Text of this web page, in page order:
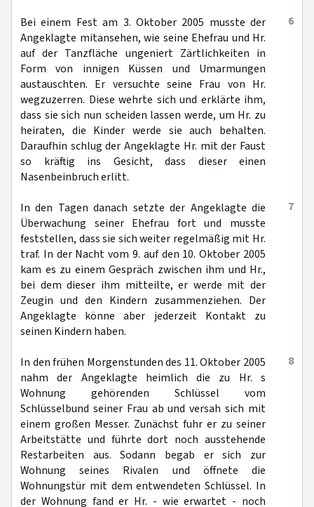
6
Bei einem Fest am 3. Oktober 2005 musste der
Angeklagte mitansehen, wie seine Ehefrau und Hr.
auf der Tanzfläche ungeniert Zärtlichkeiten in
Form von innigen Küssen und Umarmungen
austauschten. Er versuchte seine Frau von Hr.
wegzuzerren. Diese wehrte sich und erklärte ihm,
dass sie sich nun scheiden lassen werde, um Hr. zu
heiraten, die Kinder werde sie auch behalten.
Daraufhin schlug der Angeklagte Hr. mit der Faust
so kräftig ins Gesicht, dass dieser einen
Nasenbeinbruch erlitt.
7
In den Tagen danach setzte der Angeklagte die
Überwachung seiner Ehefrau fort und musste
feststellen, dass sie sich weiter regelmäßig mit Hr.
traf. In der Nacht vom 9. auf den 10. Oktober 2005
kam es zu einem Gespräch zwischen ihm und Hr.,
bei dem dieser ihm mitteilte, er werde mit der
Zeugin und den Kindern zusammenziehen. Der
Angeklagte könne aber jederzeit Kontakt zu
seinen Kindern haben.
8
In den frühen Morgenstunden des 11. Oktober 2005
nahm der Angeklagte heimlich die zu Hr. s
Wohnung gehörenden Schlüssel vom
Schlüsselbund seiner Frau ab und versah sich mit
einem großen Messer. Zunächst fuhr er zu seiner
Arbeitstätte und führte dort noch ausstehende
Restarbeiten aus. Sodann begab er sich zur
Wohnung seines Rivalen und öffnete die
Wohnungstür mit dem entwendeten Schlüssel. In
der Wohnung fand er Hr. - wie erwartet - noch